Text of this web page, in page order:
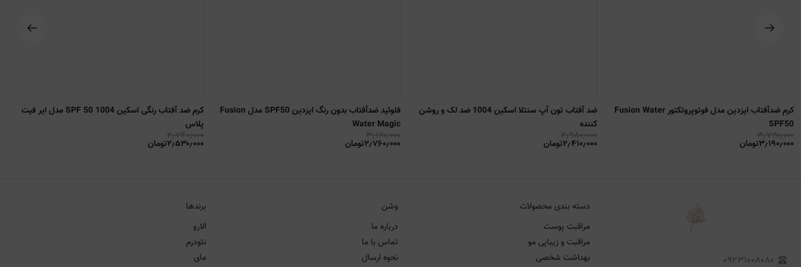
کرم ضدآفتاب ایزدین مدل فوتوپروتکتور Fusion Water
SPF50
۳٫۷۲۰٫۰۰۰
۳٫۱۹۰٫۰۰۰تومان
ضد آفتاب تون آپ سنتلا اسکین 1004 ضد لک و روشن
کننده
۲٫۹۸۰٫۰۰۰
۲٫۴۱۰٫۰۰۰تومان
فلوئید ضدآفتاب بدون رنگ ایزدین SPF50 مدل Fusion
Water Magic
۳٫۱۲۰٫۰۰۰
۲٫۷۶۰٫۰۰۰تومان
کرم ضد آفتاب رنگی اسکین 1004 SPF 50 مدل ایر فیت
پلاس
۲٫۷۴۰٫۰۰۰
۲٫۵۳۰٫۰۰۰تومان
۰۹۲۳۱۰۰۸۰۸۰
دسته بندی محصولات
مراقبت پوست
مراقبت و زیبایی مو
بهداشت شخصی
وشن
درباره ما
تماس با ما
نحوه ارسال
برندها
الارو
نئودرم
مای